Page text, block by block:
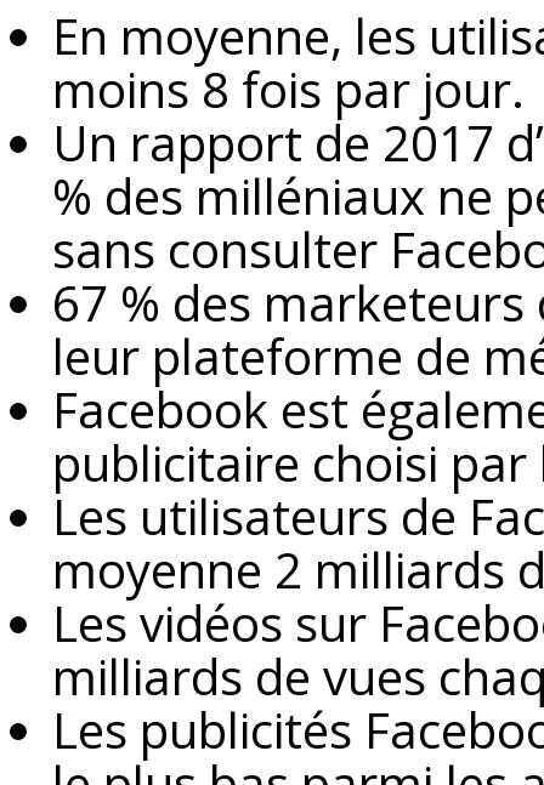
En moyenne, les
moins 8 fois par jour.
Un rapport de 2017
% des milléniaux ne
sans consulter
67 % des
leur plateforme de
Facebook est
publicitaire choisi par
Les utilisateurs de
moyenne 2 milliards
Les vidéos sur
milliards de vues
Les publicités